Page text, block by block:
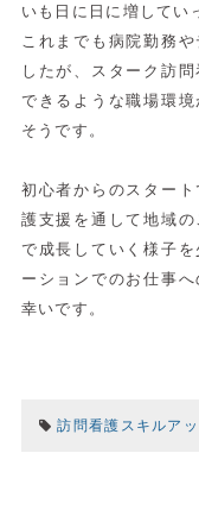
いも日に日に増してい
これまでも病院勤務
したが、スターク訪
できるような職場環
そうです。
初心者からのスター
護支援を通して地域
で成長していく様子
ーションでのお仕事
幸いです。
訪問看護スキルア